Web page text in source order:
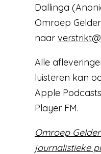
Dallinga
Omroep
naar
Alle
luisteren kan
Apple
Player FM.
Omroep
journalistieke